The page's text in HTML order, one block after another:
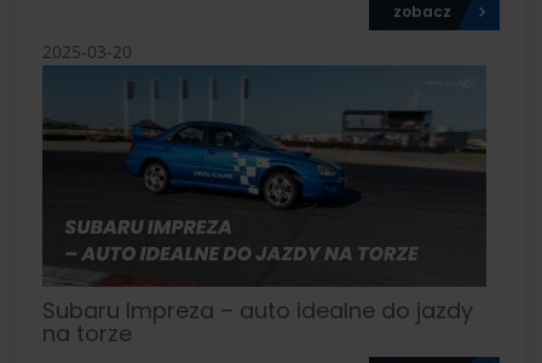
zobacz
2025-03-20
Subaru Impreza – auto idealne do jazdy
na torze